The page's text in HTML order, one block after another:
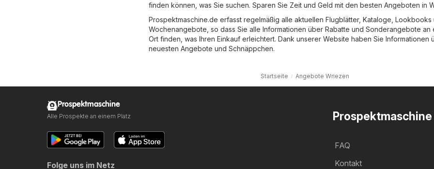
finden können, was Sie suchen. Sparen Sie Zeit und Geld mit den besten Angeboten in
Prospektmaschine.de erfasst regelmäßig alle aktuellen Flugblätter, Kataloge, Lookbooks
Wochenangebote, so dass Sie alle Informationen über Rabatte und Sonderangebote an
Ort finden, was Ihren Einkauf erleichtert. Dank unserer Website haben Sie Informationen
neuesten Angebote und Schnäppchen.
Startseite Angebote Wriezen
Prospektmaschine
FAQ
Kontakt
Prospektmaschine
Alle Prospekte an einem Platz
Folge uns im Netz